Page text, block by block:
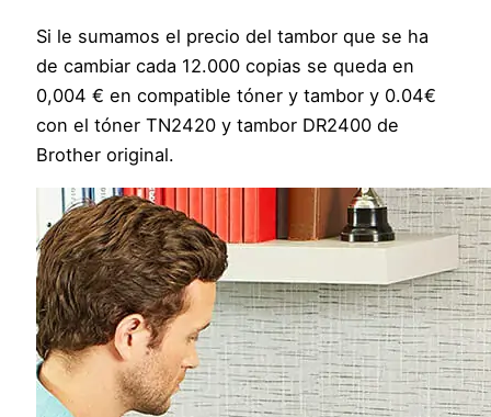
Si le sumamos el precio del tambor que se ha
de cambiar cada 12.000 copias se queda en
0,004 € en compatible tóner y tambor y 0.04€
con el tóner TN2420 y tambor DR2400 de
Brother original.